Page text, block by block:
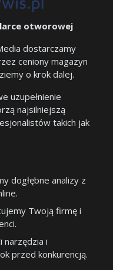
otworowej
dostarczamy
ceniony magazyn
o krok dalej.
uzupełnienie
najsilniejszą
takich jak
dogłębne analizy z
Twoją firmę i
narzędzia i
przed konkurencją.